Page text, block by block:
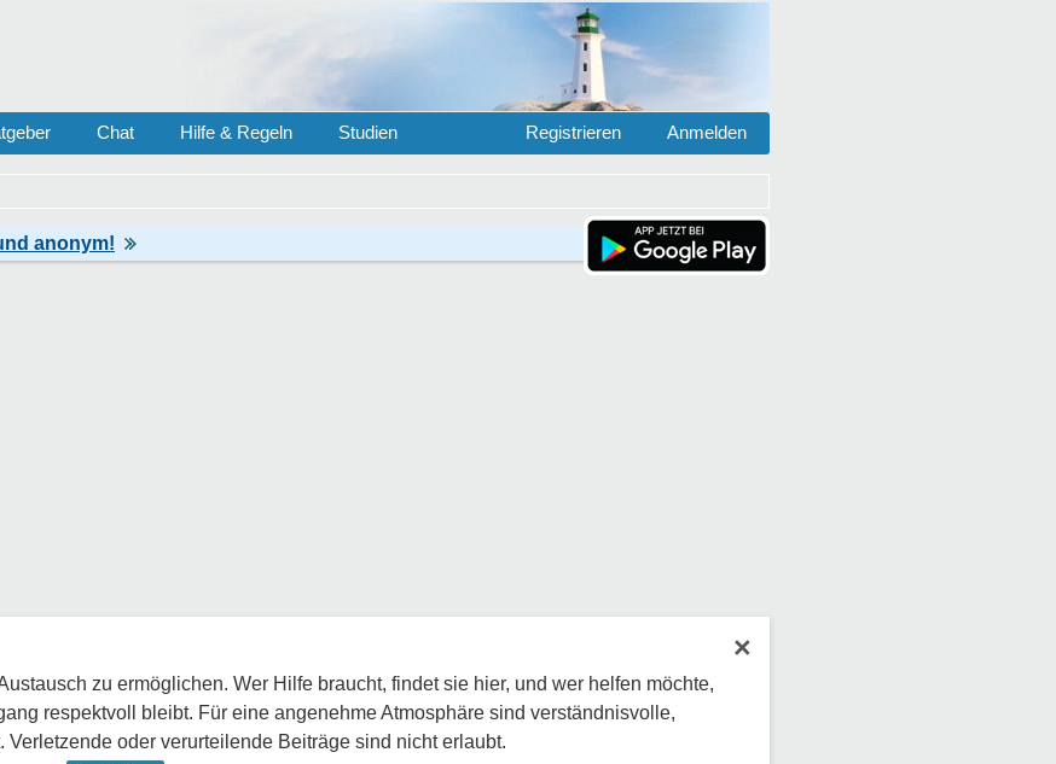
Chat Hilfe & Regeln Studien Anmelden
Registrieren
×
zu ermöglichen. Wer Hilfe braucht, findet sie hier, und wer helfen möchte,
respektvoll bleibt. Für eine angenehme Atmosphäre sind verständnisvolle,
oder verurteilende Beiträge sind nicht erlaubt.